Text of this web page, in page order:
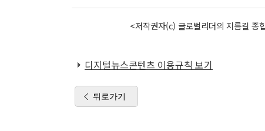
<저작권자(c) 글로벌리더의 지름길
디지털뉴스콘텐츠 이용규칙 보기
뒤로가기